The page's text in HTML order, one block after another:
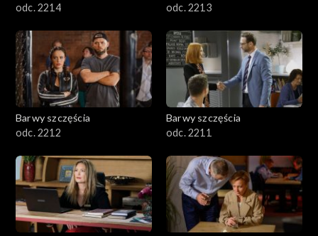
odc. 2214
odc. 2213
Barwy szczęścia
odc. 2212
Barwy szczęścia
odc. 2211